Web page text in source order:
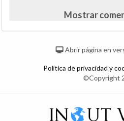
Mostrar
Abrir página en
Política de privacidad y
©Copyright